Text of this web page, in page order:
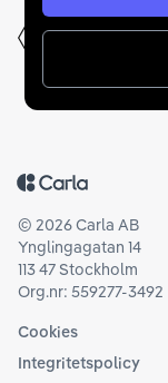
Tillbaka till startsidan
© 2026Carla AB
Ynglingagatan 14
113 47 Stockholm
Org.nr: 559277-3492
Cookies
Integritetspolicy